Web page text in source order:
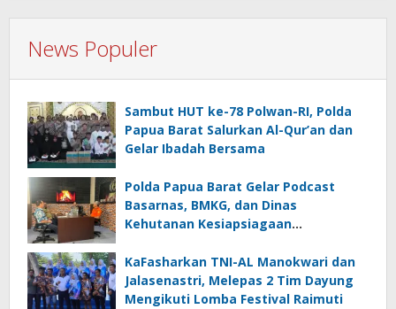
News Populer
Sambut HUT ke-78 Polwan-RI, Polda
Papua Barat Salurkan Al-Qur’an dan
Gelar Ibadah Bersama
Polda Papua Barat Gelar Podcast
Basarnas, BMKG, dan Dinas
Kehutanan Kesiapsiagaan
KaFasharkan TNI-AL Manokwari dan
Jalasenastri, Melepas 2 Tim Dayung
Mengikuti Lomba Festival Raimuti